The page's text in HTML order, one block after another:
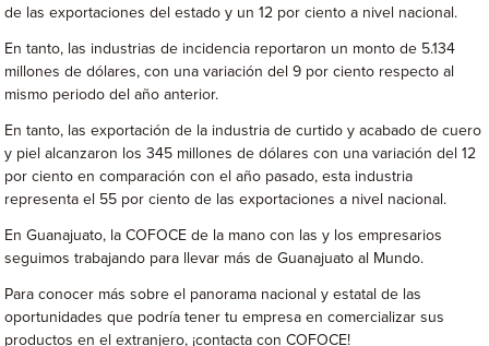
de las exportaciones del estado y un 12 por ciento a nivel nacional.
En tanto, las industrias de incidencia reportaron un monto de 5.134
millones de dólares, con una variación del 9 por ciento respecto al
mismo periodo del año anterior.
En tanto, las exportación de la industria de curtido y acabado de cuero
y piel alcanzaron los 345 millones de dólares con una variación del 12
por ciento en comparación con el año pasado, esta industria
representa el 55 por ciento de las exportaciones a nivel nacional.
En Guanajuato, la COFOCE de la mano con las y los empresarios
seguimos trabajando para llevar más de Guanajuato al Mundo.
Para conocer más sobre el panorama nacional y estatal de las
oportunidades que podría tener tu empresa en comercializar sus
productos en el extranjero, ¡contacta con COFOCE!